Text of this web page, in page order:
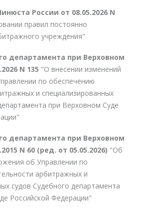
России от 08.05.2026 N
правил постоянно
учреждения"
департамента при Верховном
N 135 "О внесении изменений
по обеспечению
и специализированных
при Верховном Суде
департамента при Верховном
N 60 (ред. от 05.05.2026) "Об
об Управлении по
арбитражных и
судов Судебного департамента
Российской Федерации"